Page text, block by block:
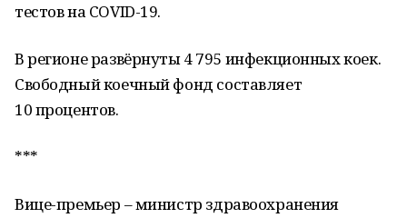
тестов на COVID-19.
В регионе развёрнуты 4 795 инфекционных коек.
Свободный коечный фонд составляет
10 процентов.
***
Вице-премьер – министр здравоохранения